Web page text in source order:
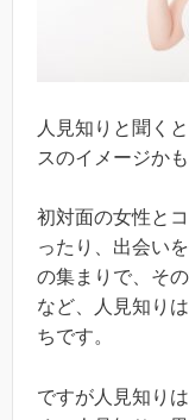
人見知りと聞く
スのイメージか
初対面の女性と
ったり、出会い
の集まりで、そ
など、人見知り
ちです。
ですが人見知り